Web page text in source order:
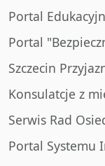
Portal
Portal
Szczecin
Konsulatcje z
Serwis Rad
Portal Systemu